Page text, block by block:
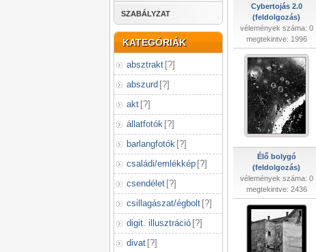
SZABÁLYZAT
KATEGÓRIÁK
absztrakt [?]
abszurd [?]
akt [?]
állatfotók [?]
barlangfotók [?]
családi/emlékkép [?]
csendélet [?]
csillagászat/égbolt [?]
digit. illusztráció [?]
divat [?]
Cybertojás 2.0
(feldolgozás)
vélemények száma: 0
megtekintve: 1996
Élő bolygó
(feldolgozás)
vélemények száma: 0
megtekintve: 2436